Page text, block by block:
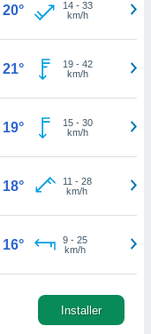
20° 14- 33
km/h
21° 19- 42
km/h
19° 15- 30
km/h
18° 11 - 28
km/h
16° 9- 25
km/h
Installer